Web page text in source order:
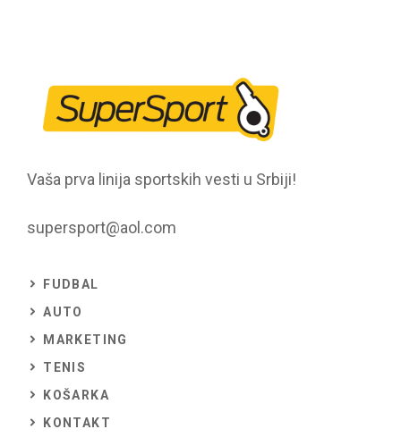
Vaša prva linija sportskih vesti u Srbiji!
supersport@aol.com
FUDBAL
AUTO
MARKETING
TENIS
KOŠARKA
KONTAKT